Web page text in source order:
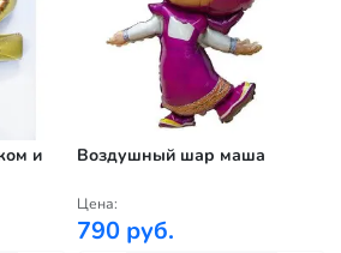
и
Воздушный шар маша
Цена:
790 руб.